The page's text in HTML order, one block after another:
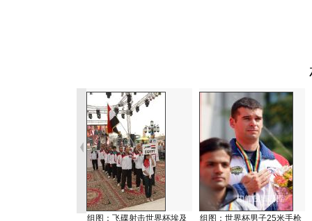
组图：飞碟射击世界杯埃及
组图：世界杯男子25米手枪